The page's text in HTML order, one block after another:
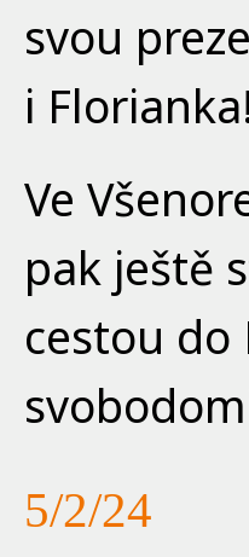
svou
i
Ve
pak ještě
cestou do
5/2/24